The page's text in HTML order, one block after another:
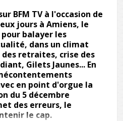
BFM TV à l'occasion de
jours à Amiens, le
balayer les
dans un climat
retraites, crise des
Gilets Jaunes... En
en point d'orgue la
du 5 décembre
des erreurs, le
le cap.